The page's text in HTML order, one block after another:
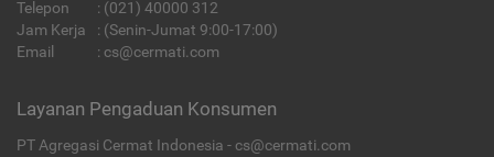
Telepon : (021) 40000 312
Jam Kerja
: (Senin-Jumat 9:00-17:00)
Email
: cs@cermati.com
Layanan Pengaduan Konsumen
PT Agregasi Cermat Indonesia - cs@cermati.com